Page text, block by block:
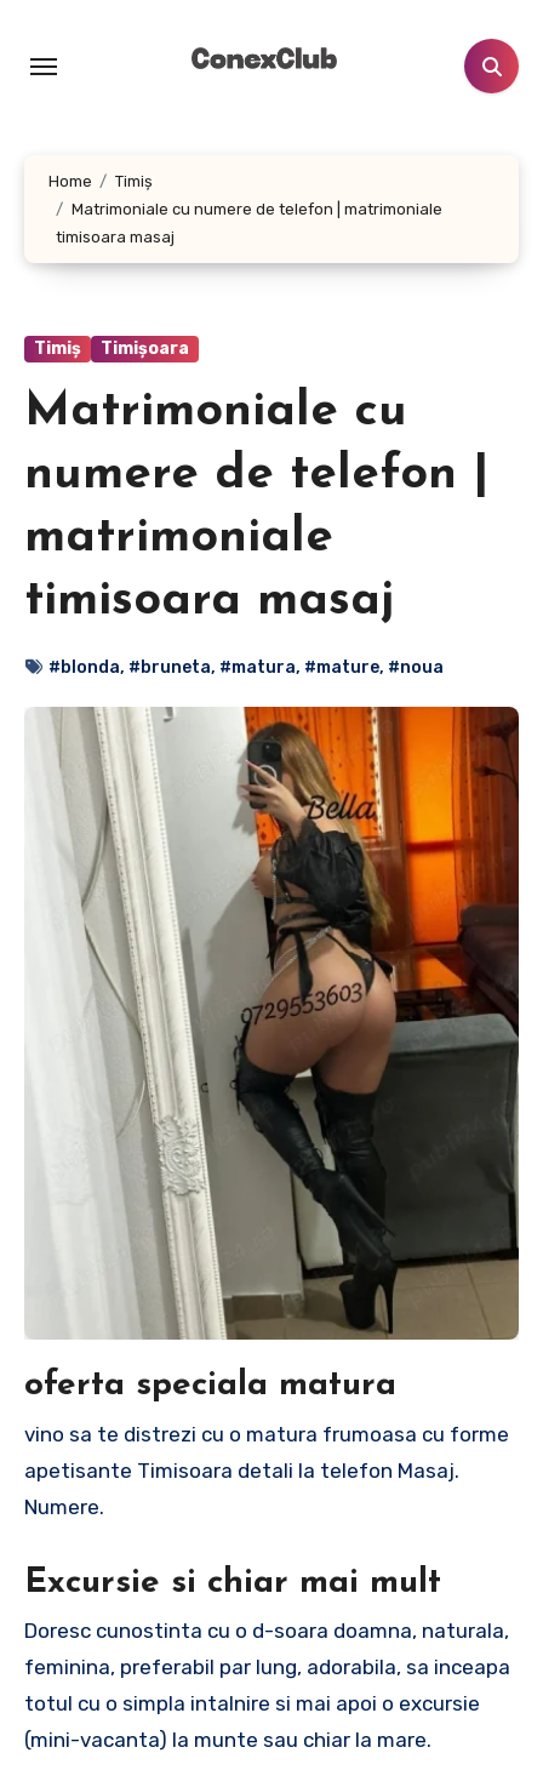
content
Home
Timiș
Matrimoniale cu numere de telefon | matrimoniale
timisoara masaj
Timiș Timișoara
Matrimoniale cu
numere de telefon |
matrimoniale
timisoara masaj
#blonda, #bruneta, #matura, #mature, #noua
oferta speciala matura
vino sa te distrezi cu o matura frumoasa cu forme
apetisante Timisoara detali la telefon Masaj.
Numere.
Excursie si chiar mai mult
Doresc cunostinta cu o d-soara doamna, naturala,
feminina, preferabil par lung, adorabila, sa inceapa
totul cu o simpla intalnire si mai apoi o excursie
(mini-vacanta) la munte sau chiar la mare.